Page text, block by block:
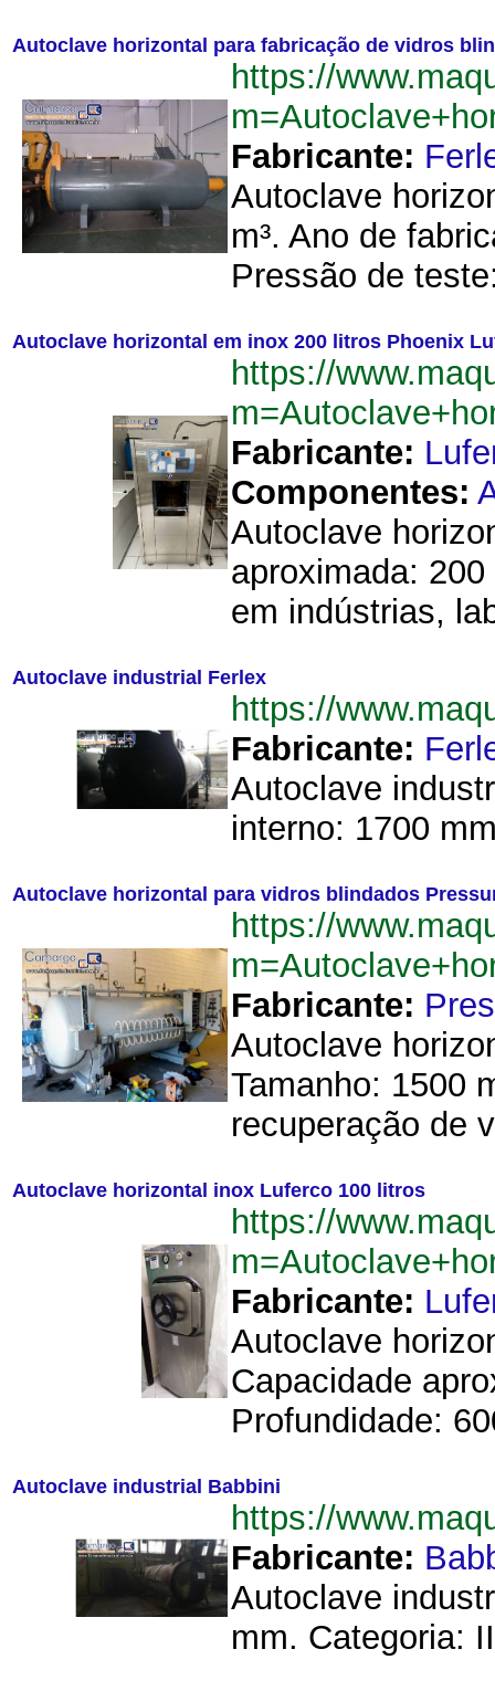
Autoclave horizontal para fabricação de vidros
https://
Fabricante:
Autoclave
m³. Ano de
Pressão de
Autoclave horizontal em inox 200 litros Phoenix
https://
Fabricante:
Componentes:
Autoclave
aproximada:
em indústrias,
Autoclave industrial Ferlex
https://
Fabricante:
Autoclave
interno: 1700
Autoclave horizontal para vidros blindados
https://
Fabricante:
Autoclave
Tamanho: 1500
recuperação de
Autoclave horizontal inox Luferco 100 litros
https://
Fabricante:
Autoclave
Capacidade
Profundidade:
Autoclave industrial Babbini
https://
Fabricante:
Autoclave
mm. Categoria: